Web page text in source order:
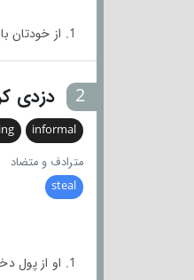
1. از خودتان با کیک پذیرایی کنید [بفرمایید کیک].
2 دزدی
informal
مترادف و متضاد
steal
1. او از پول دخل فروشگاه دزدی می‌کرده‌است.